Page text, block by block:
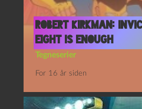
Robert Kirkman:
Eight is enough
Tegneserier
For 16 år siden